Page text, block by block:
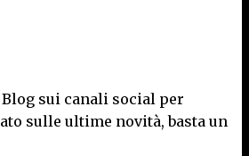
sui canali social per
sulle ultime novità, basta un